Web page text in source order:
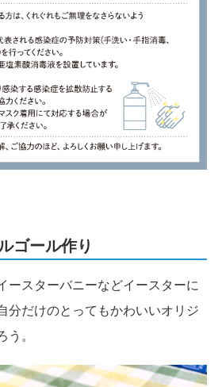
ゴール作り
ースターバニーなどイースターに
分だけのとってもかわいいオリジ
う。